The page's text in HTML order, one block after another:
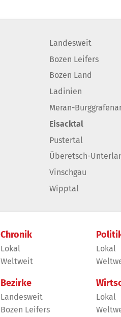
Landesweit
Bozen Leifers
Bozen Land
Ladinien
Meran-
Eisacktal
Pustertal
Überetsch-
Vinschgau
Wipptal
Chronik
Lokal
Weltweit
Bezirke
Landesweit
Bozen Leifers
Lokal
Lokal